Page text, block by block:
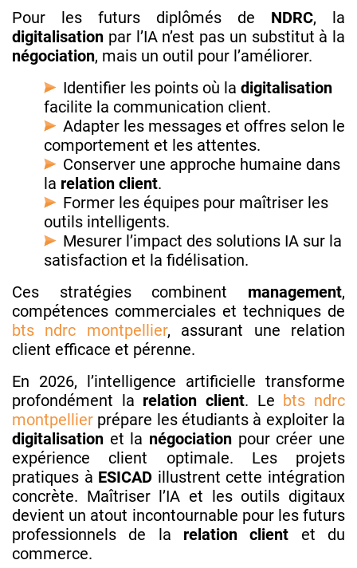
Pour les futurs diplômés de NDRC, la
digitalisation par l’IA n’est pas un substitut à la
négociation, mais un outil pour l’améliorer.
Identifier les points où la digitalisation
facilite la communication client.
Adapter les messages et offres selon le
comportement et les attentes.
Conserver une approche humaine dans
la relation client.
Former les équipes pour maîtriser les
outils intelligents.
Mesurer l’impact des solutions IA sur la
satisfaction et la fidélisation.
Ces stratégies combinent management,
compétences commerciales et techniques de
bts ndrc montpellier, assurant une relation
client efficace et pérenne.
En 2026, l’intelligence artificielle transforme
profondément la relation client. Le bts ndrc
montpellier prépare les étudiants à exploiter la
digitalisation et la négociation pour créer une
expérience client optimale. Les projets
pratiques à ESICAD illustrent cette intégration
concrète. Maîtriser l’IA et les outils digitaux
devient un atout incontournable pour les futurs
professionnels de la relation client et du
commerce.